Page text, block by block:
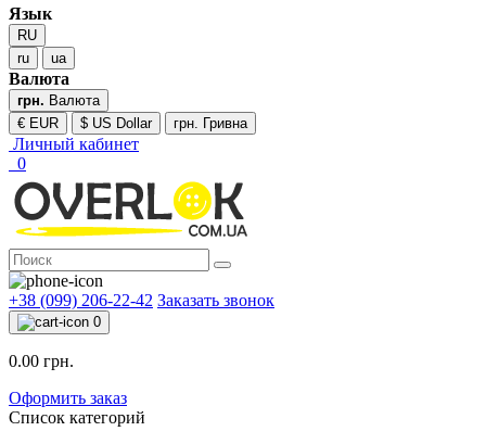
Язык
RU
ru
ua
Валюта
грн. Валюта
€ EUR
$ US Dollar грн. Гривна
Личный кабинет
0
+38 (099) 206-22-42 Заказать звонок
0
0.00 грн.
Оформить заказ
Список категорий